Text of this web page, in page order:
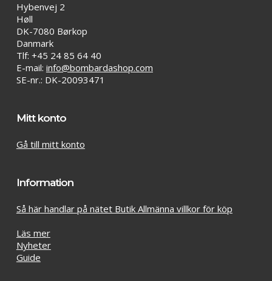
Hybenvej 2
Høll
DK-7080 Børkop
Danmark
Tlf: +45 24 85 64 40
E-mail: info@bombardashop.com
SE-nr.: DK-20093471
Mitt konto
Gå till mitt konto
Information
Så här handlar på nätet Butik Allmänna villkor för köp
Läs mer
Nyheter
Guide